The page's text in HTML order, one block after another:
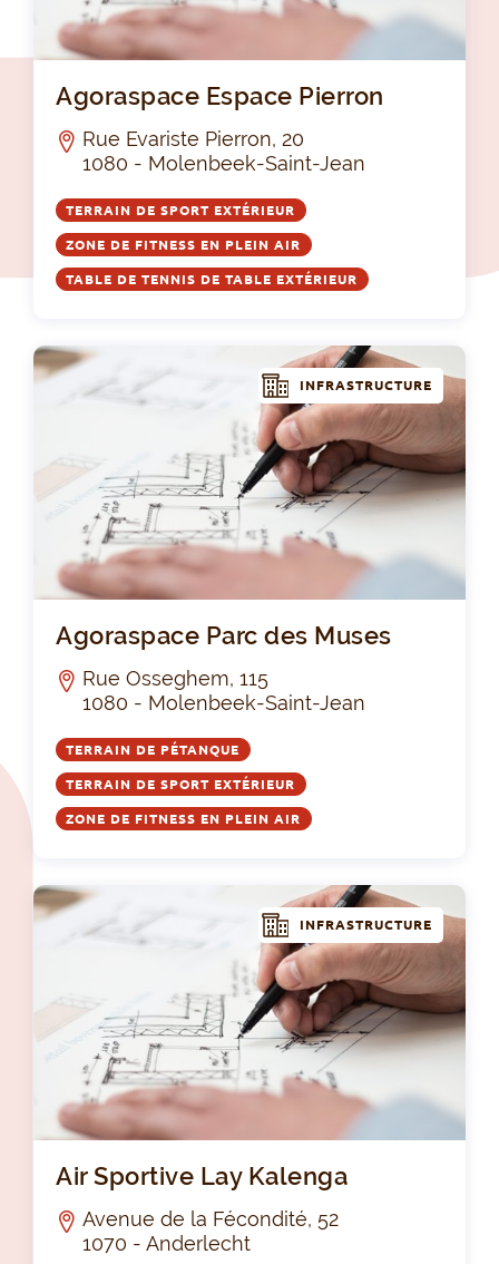
Agoraspace Espace Pierron
Rue Evariste Pierron, 20
1080 - Molenbeek-Saint-Jean
TERRAIN DE SPORT EXTÉRIEUR
ZONE DE FITNESS EN PLEIN AIR
TABLE DE TENNIS DE TABLE EXTÉRIEUR
INFRASTRUCTURE
Agoraspace Parc des Muses
Rue Osseghem, 115
1080 - Molenbeek-Saint-Jean
TERRAIN DE PÉTANQUE
TERRAIN DE SPORT EXTÉRIEUR
ZONE DE FITNESS EN PLEIN AIR
INFRASTRUCTURE
Air Sportive Lay Kalenga
Avenue de la Fécondité, 52
1070 - Anderlecht